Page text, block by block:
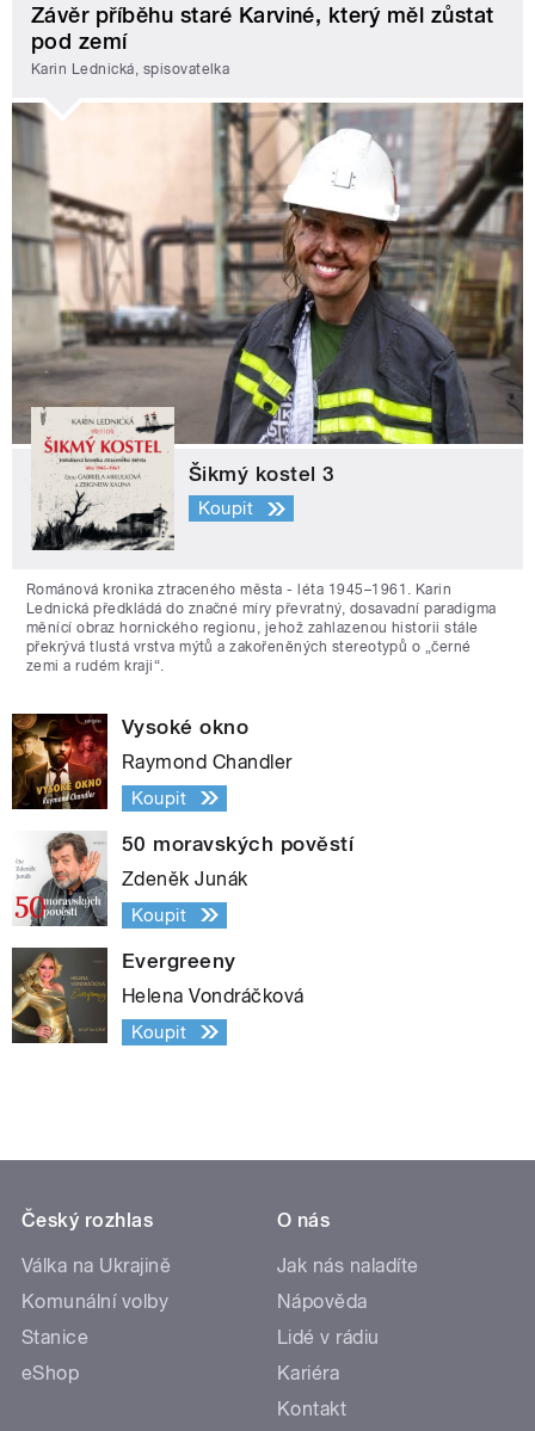
Závěr příběhu staré Karviné, který měl zůstat
pod zemí
Karin Lednická, spisovatelka
Šikmý kostel 3
Koupit
Románová kronika ztraceného města - léta 1945–1961. Karin
Lednická předkládá do značné míry převratný, dosavadní paradigma
měnící obraz hornického regionu, jehož zahlazenou historii stále
překrývá tlustá vrstva mýtů a zakořeněných stereotypů o „černé
zemi a rudém kraji“.
Vysoké okno
Raymond Chandler
Koupit
50 moravských pověstí
Zdeněk Junák
Koupit
Evergreeny
Helena Vondráčková
Koupit
Český rozhlas
Válka na Ukrajině
Komunální volby
Stanice
eShop
O nás
Jak nás naladíte
Nápověda
Lidé v rádiu
Kariéra
Kontakt